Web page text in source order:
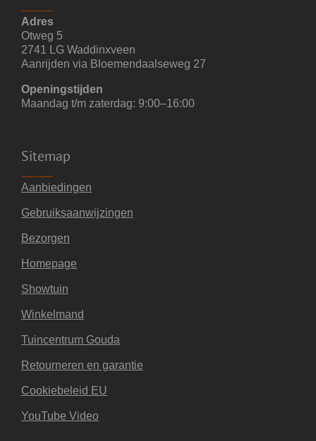
Adres
Otweg 5
2741 LG Waddinxveen
Aanrijden via Bloemendaalseweg 27
Openingstijden
Maandag t/m zaterdag: 9:00–16:00
Sitemap
Aanbiedingen
Gebruiksaanwijzingen
Bezorgen
Homepage
Showtuin
Winkelmand
Tuincentrum Gouda
Retourneren en garantie
Cookiebeleid EU
YouTube Video